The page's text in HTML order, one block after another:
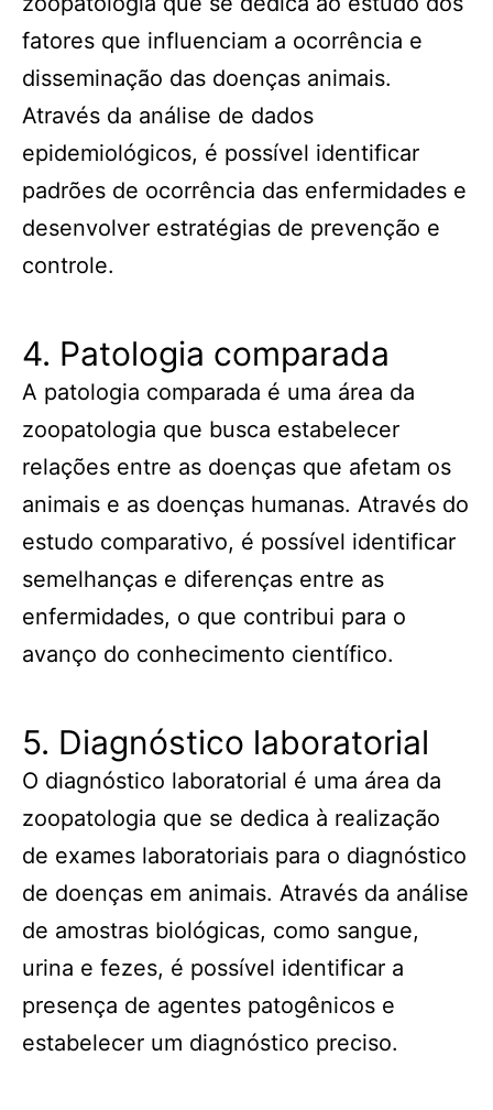
fatores que influenciam a ocorrência e
disseminação das doenças animais.
Através da análise de dados
epidemiológicos, é possível identificar
padrões de ocorrência das enfermidades e
desenvolver estratégias de prevenção e
controle.
4. Patologia comparada
A patologia comparada é uma área da
zoopatologia que busca estabelecer
relações entre as doenças que afetam os
animais e as doenças humanas. Através do
estudo comparativo, é possível identificar
semelhanças e diferenças entre as
enfermidades, o que contribui para o
avanço do conhecimento científico.
5. Diagnóstico laboratorial
O diagnóstico laboratorial é uma área da
zoopatologia que se dedica à realização
de exames laboratoriais para o diagnóstico
de doenças em animais. Através da análise
de amostras biológicas, como sangue,
urina e fezes, é possível identificar a
presença de agentes patogênicos e
estabelecer um diagnóstico preciso.